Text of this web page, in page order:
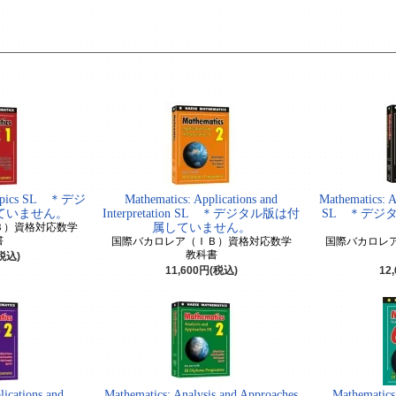
SL ＊デジ
ません。
資格対応数学
込)
Mathematics: Applications and
Interpretation SL ＊デジタル版は付
属していません。
国際バカロレア（ＩＢ）資格対応数学
教科書
11,600円(税込)
Mathematics:
SL ＊デジ
国際バカロレ